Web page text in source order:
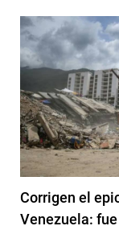
Corrigen el
Venezuela: